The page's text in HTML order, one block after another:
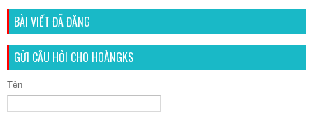
BÀI VIẾT ĐÃ ĐĂNG
GỬI CÂU HỎI CHO HOÀNGKS
Tên